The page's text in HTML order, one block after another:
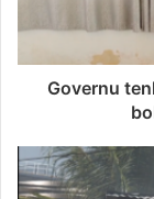
Governu